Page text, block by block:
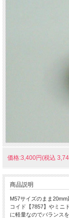
価格:3,400円(税込
商品説明
M57サイズのまま
コイド【7857】やミニ
に軽量なのでバランス